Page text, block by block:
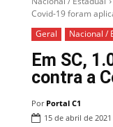
Covid-19 foram
Geral
Nacional /
Em SC,
contra a
Por Portal C1
15 de abril de 2021